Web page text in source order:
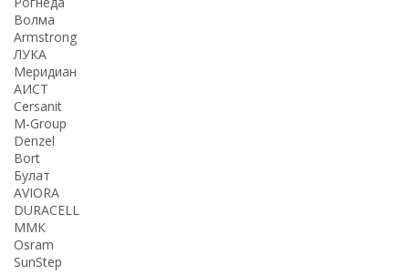
Волма
Armstrong
ЛУКА
Меридиан
АИСТ
Cersanit
M-Group
Denzel
Bort
Булат
AVIORA
DURACELL
ММК
Osram
SunStep